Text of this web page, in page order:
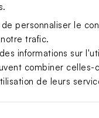
personnaliser le
trafic.
informations sur
combiner celles-
de leurs